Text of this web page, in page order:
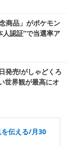
商品」がポケモン
認証”で当選率ア
発売!がしゃどくろ
世界観が最高にオ
伝える/月30